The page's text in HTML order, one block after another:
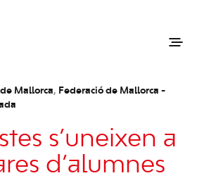
Mallorca, Federació de Mallorca -
s’uneixen a
d’alumnes